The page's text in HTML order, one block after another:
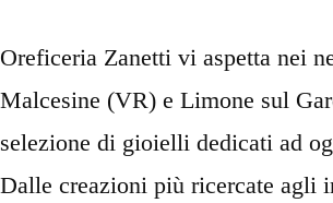
Oreficeria Zanetti vi aspetta nei
Malcesine (VR) e Limone sul
selezione di gioielli dedicati ad
Dalle creazioni più ricercate agli